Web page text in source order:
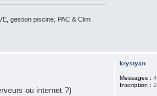
gestion piscine, PAC & Clim
ou internet ?)
krystyan
Messages :
Inscription :